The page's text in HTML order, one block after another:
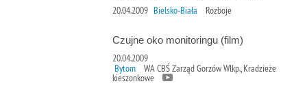
20.04.2009 Bielsko-Biała Rozboje
Czujne oko monitoringu (film)
20.04.2009
Bytom WA CBŚ Zarząd Gorzów Wlkp., Kradzieże
kieszonkowe